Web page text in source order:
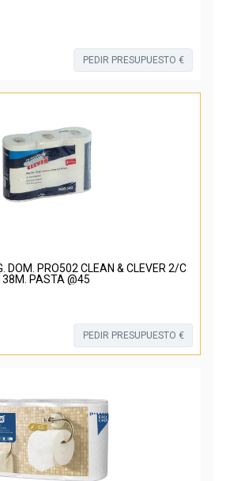
PEDIR PRESUPUESTO €
DOM. PRO502 CLEAN & CLEVER 2/C
38M. PASTA @45
PEDIR PRESUPUESTO €